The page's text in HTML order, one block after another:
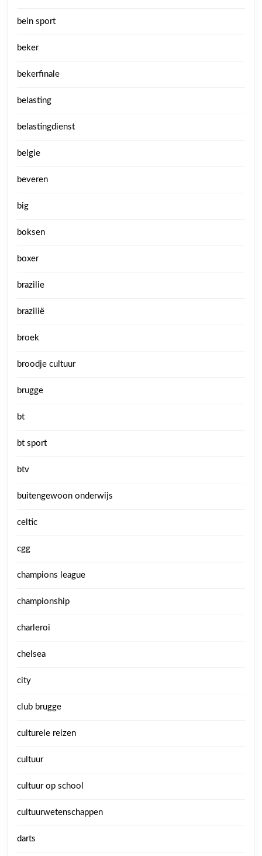
bein sport
beker
bekerfinale
belasting
belastingdienst
belgie
beveren
big
boksen
boxer
brazilie
brazilië
broek
broodje cultuur
brugge
bt
bt sport
btv
buitengewoon onderwijs
celtic
cgg
champions league
championship
charleroi
chelsea
city
club brugge
culturele reizen
cultuur
cultuur op school
cultuurwetenschappen
darts